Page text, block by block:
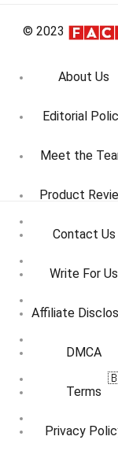
© 2023
About Us
Editorial
Meet the
Product
Contact Us
Write For Us
Affiliate
DMCA
Terms
Privacy